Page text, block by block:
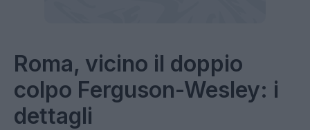
Roma, vicino il doppio
colpo Ferguson-Wesley: i
dettagli